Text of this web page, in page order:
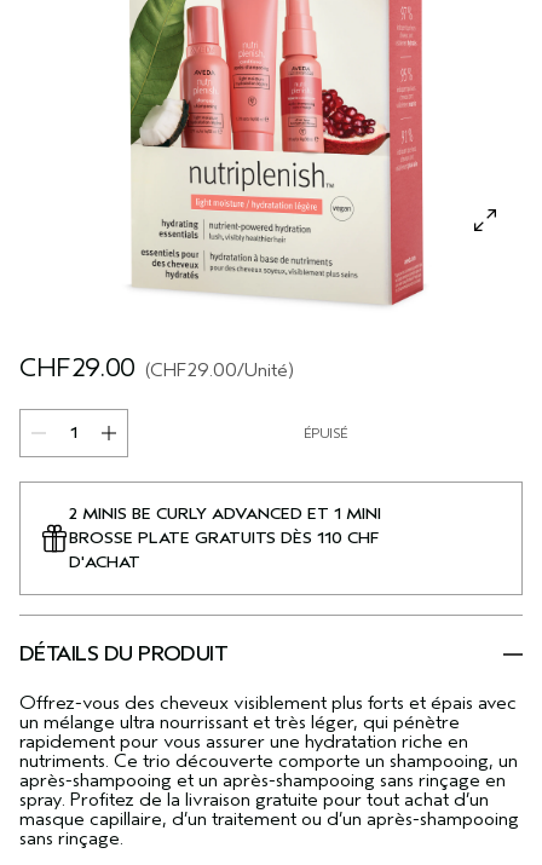
SÉRUM POUR LES CHEVEUX
CUIR CHEVELU SENSIBLE
ROSEMARY MINT
PURE ABUNDANCE
TOUTES LES COLLECTIONS
CHF29.00 CHF29.00/Unité
ÉPUISÉ
2 MINIS BE CURLY ADVANCED ET 1 MINI
BROSSE PLATE GRATUITS DÈS 110 CHF
D'ACHAT
DÉTAILS DU PRODUIT
Offrez-vous des cheveux visiblement plus forts et épais avec
un mélange ultra nourrissant et très léger, qui pénètre
rapidement pour vous assurer une hydratation riche en
nutriments. Ce trio découverte comporte un shampooing, un
après-shampooing et un après-shampooing sans rinçage en
spray. Profitez de la livraison gratuite pour tout achat d’un
masque capillaire, d’un traitement ou d’un après-shampooing
sans rinçage.